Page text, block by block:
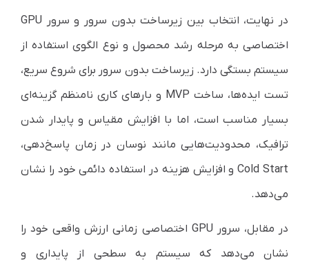
در نهایت، انتخاب بین زیرساخت بدون سرور و سرور GPU
اختصاصی به مرحله رشد محصول و نوع الگوی استفاده از
سیستم بستگی دارد. زیرساخت بدون سرور برای شروع سریع،
تست ایده‌ها، ساخت MVP و بارهای کاری نامنظم گزینه‌ای
بسیار مناسب است، اما با افزایش مقیاس و پایدار شدن
ترافیک، محدودیت‌هایی مانند نوسان در زمان پاسخ‌دهی،
Cold Start و افزایش هزینه در استفاده دائمی خود را نشان
می‌دهد.
در مقابل، سرور GPU اختصاصی زمانی ارزش واقعی خود را
نشان می‌دهد که سیستم به سطحی از پایداری و